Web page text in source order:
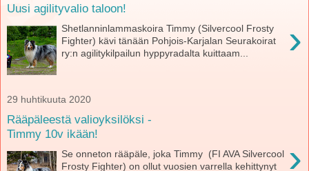
Uusi agilityvalio taloon!
›
Shetlanninlammaskoira Timmy (Silvercool Frosty
Fighter) kävi tänään Pohjois-Karjalan Seurakoirat
ry:n agilitykilpailun hyppyradalta kuittaam...
29 huhtikuuta 2020
Rääpäleestä valioyksilöksi -
Timmy 10v ikään!
›
Se onneton rääpäle, joka Timmy (FI AVA Silvercool
Frosty Fighter) on ollut vuosien varrella kehittynyt